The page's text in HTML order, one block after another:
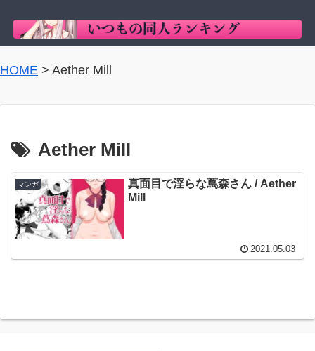
HOME > Aether Mill
Aether Mill
マンガ
真面目で淫らな蔦森さん / Aether
Mill
2021.05.03